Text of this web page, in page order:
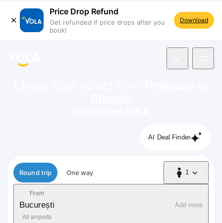
Price Drop Refund
Get refunded if price drops after you
book!
Download
AI Deal Finder
Flight type
Round trip One way 1
1 Passenger
From
București
All airports
Add more